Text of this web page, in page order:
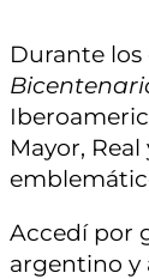
Durante los
Mayor,
Accedí por
argentino y